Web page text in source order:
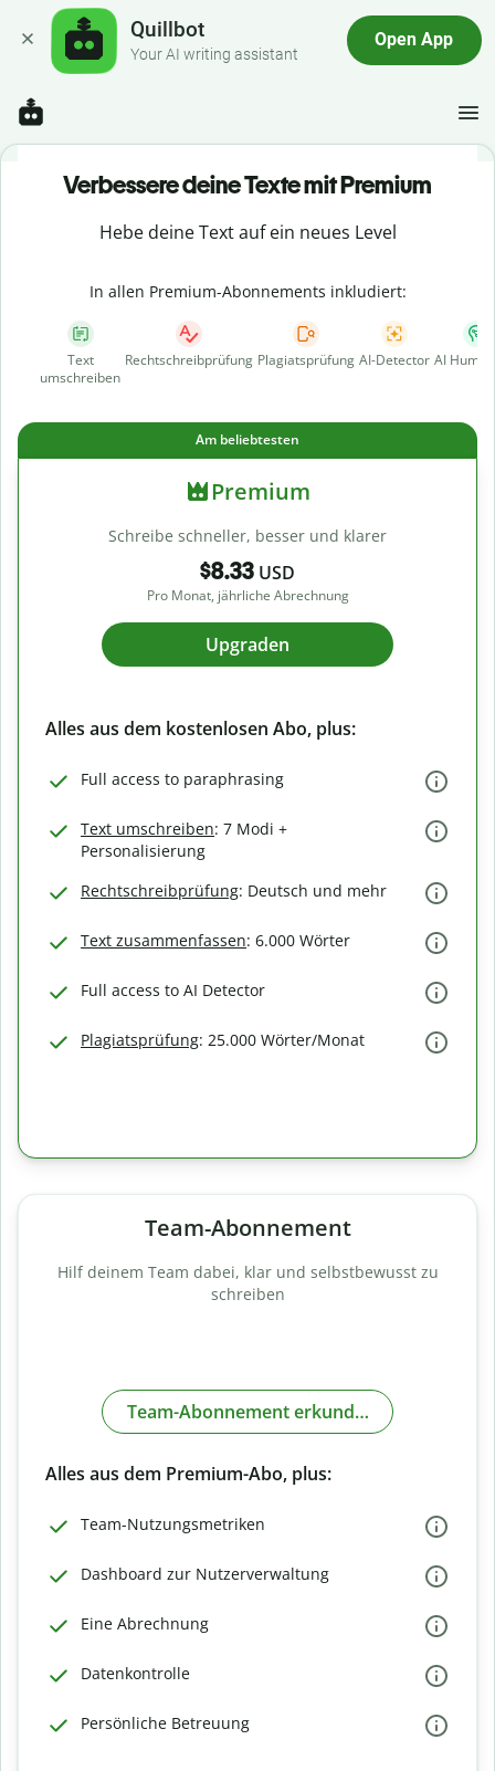
Quillbot
Your AI writing assistant
Open App
Verbessere deine Texte mit Premium
Hebe deine Text auf ein neues Level
In allen Premium-Abonnements inkludiert:
Text
umschreiben
Rechtschreibprüfung Plagiatsprüfung AI-Detector AI
Am beliebtesten
Premium
Schreibe schneller, besser und klarer
$8.33 USD
Pro Monat, jährliche Abrechnung
Upgraden
Alles aus dem kostenlosen Abo, plus:
Full access to paraphrasing
Text umschreiben: 7 Modi +
Personalisierung
Rechtschreibprüfung: Deutsch und mehr
Text zusammenfassen: 6.000 Wörter
Full access to AI Detector
Plagiatsprüfung: 25.000 Wörter/Monat
Team-Abonnement
Hilf deinem Team dabei, klar und selbstbewusst zu
schreiben
Team-Abonnement erkunden
Alles aus dem Premium-Abo, plus:
Team-Nutzungsmetriken
Dashboard zur Nutzerverwaltung
Eine Abrechnung
Datenkontrolle
Persönliche Betreuung